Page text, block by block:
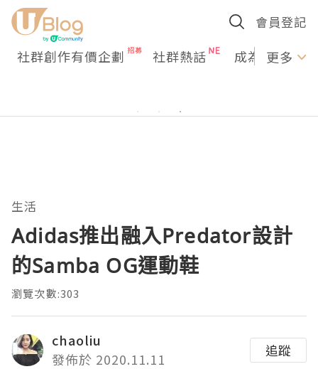
會員登記
社群創作有價企劃 社群熱話 成為U更多
生活
Adidas推出融入Predator設計
的Samba OG運動鞋
瀏覽次數:303
chaoliu
發佈於 2020.11.11
追蹤